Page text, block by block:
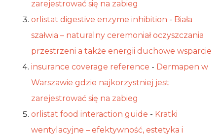
zarejestrować się na zabieg
orlistat digestive enzyme inhibition - Biała
szałwia – naturalny ceremoniał oczyszczania
przestrzeni a także energii duchowe wsparcie
insurance coverage reference - Dermapen w
Warszawie gdzie najkorzystniej jest
zarejestrować się na zabieg
orlistat food interaction guide - Kratki
wentylacyjne – efektywność, estetyka i